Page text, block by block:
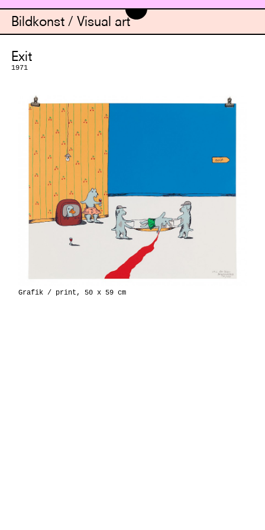
Exit
1971
Grafik / print, 50 x 59 cm
Bildkonst / Visual art